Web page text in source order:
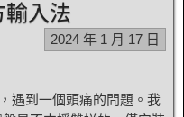
輸入法
2024 年 1 月 17 日
遇到一個頭痛的問題。我